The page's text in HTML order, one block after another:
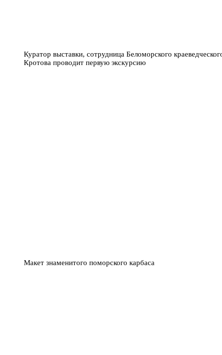
Куратор выставки, сотрудница Беломорского
Кротова проводит первую экскурсию
Макет знаменитого поморского карбаса